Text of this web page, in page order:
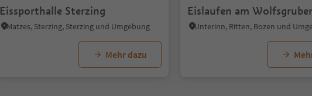
Eissporthalle Sterzing
Matzes, Sterzing, Sterzing und Umgebung
Mehr dazu
Eislaufen am
Unterinn, Ritten, Bozen und